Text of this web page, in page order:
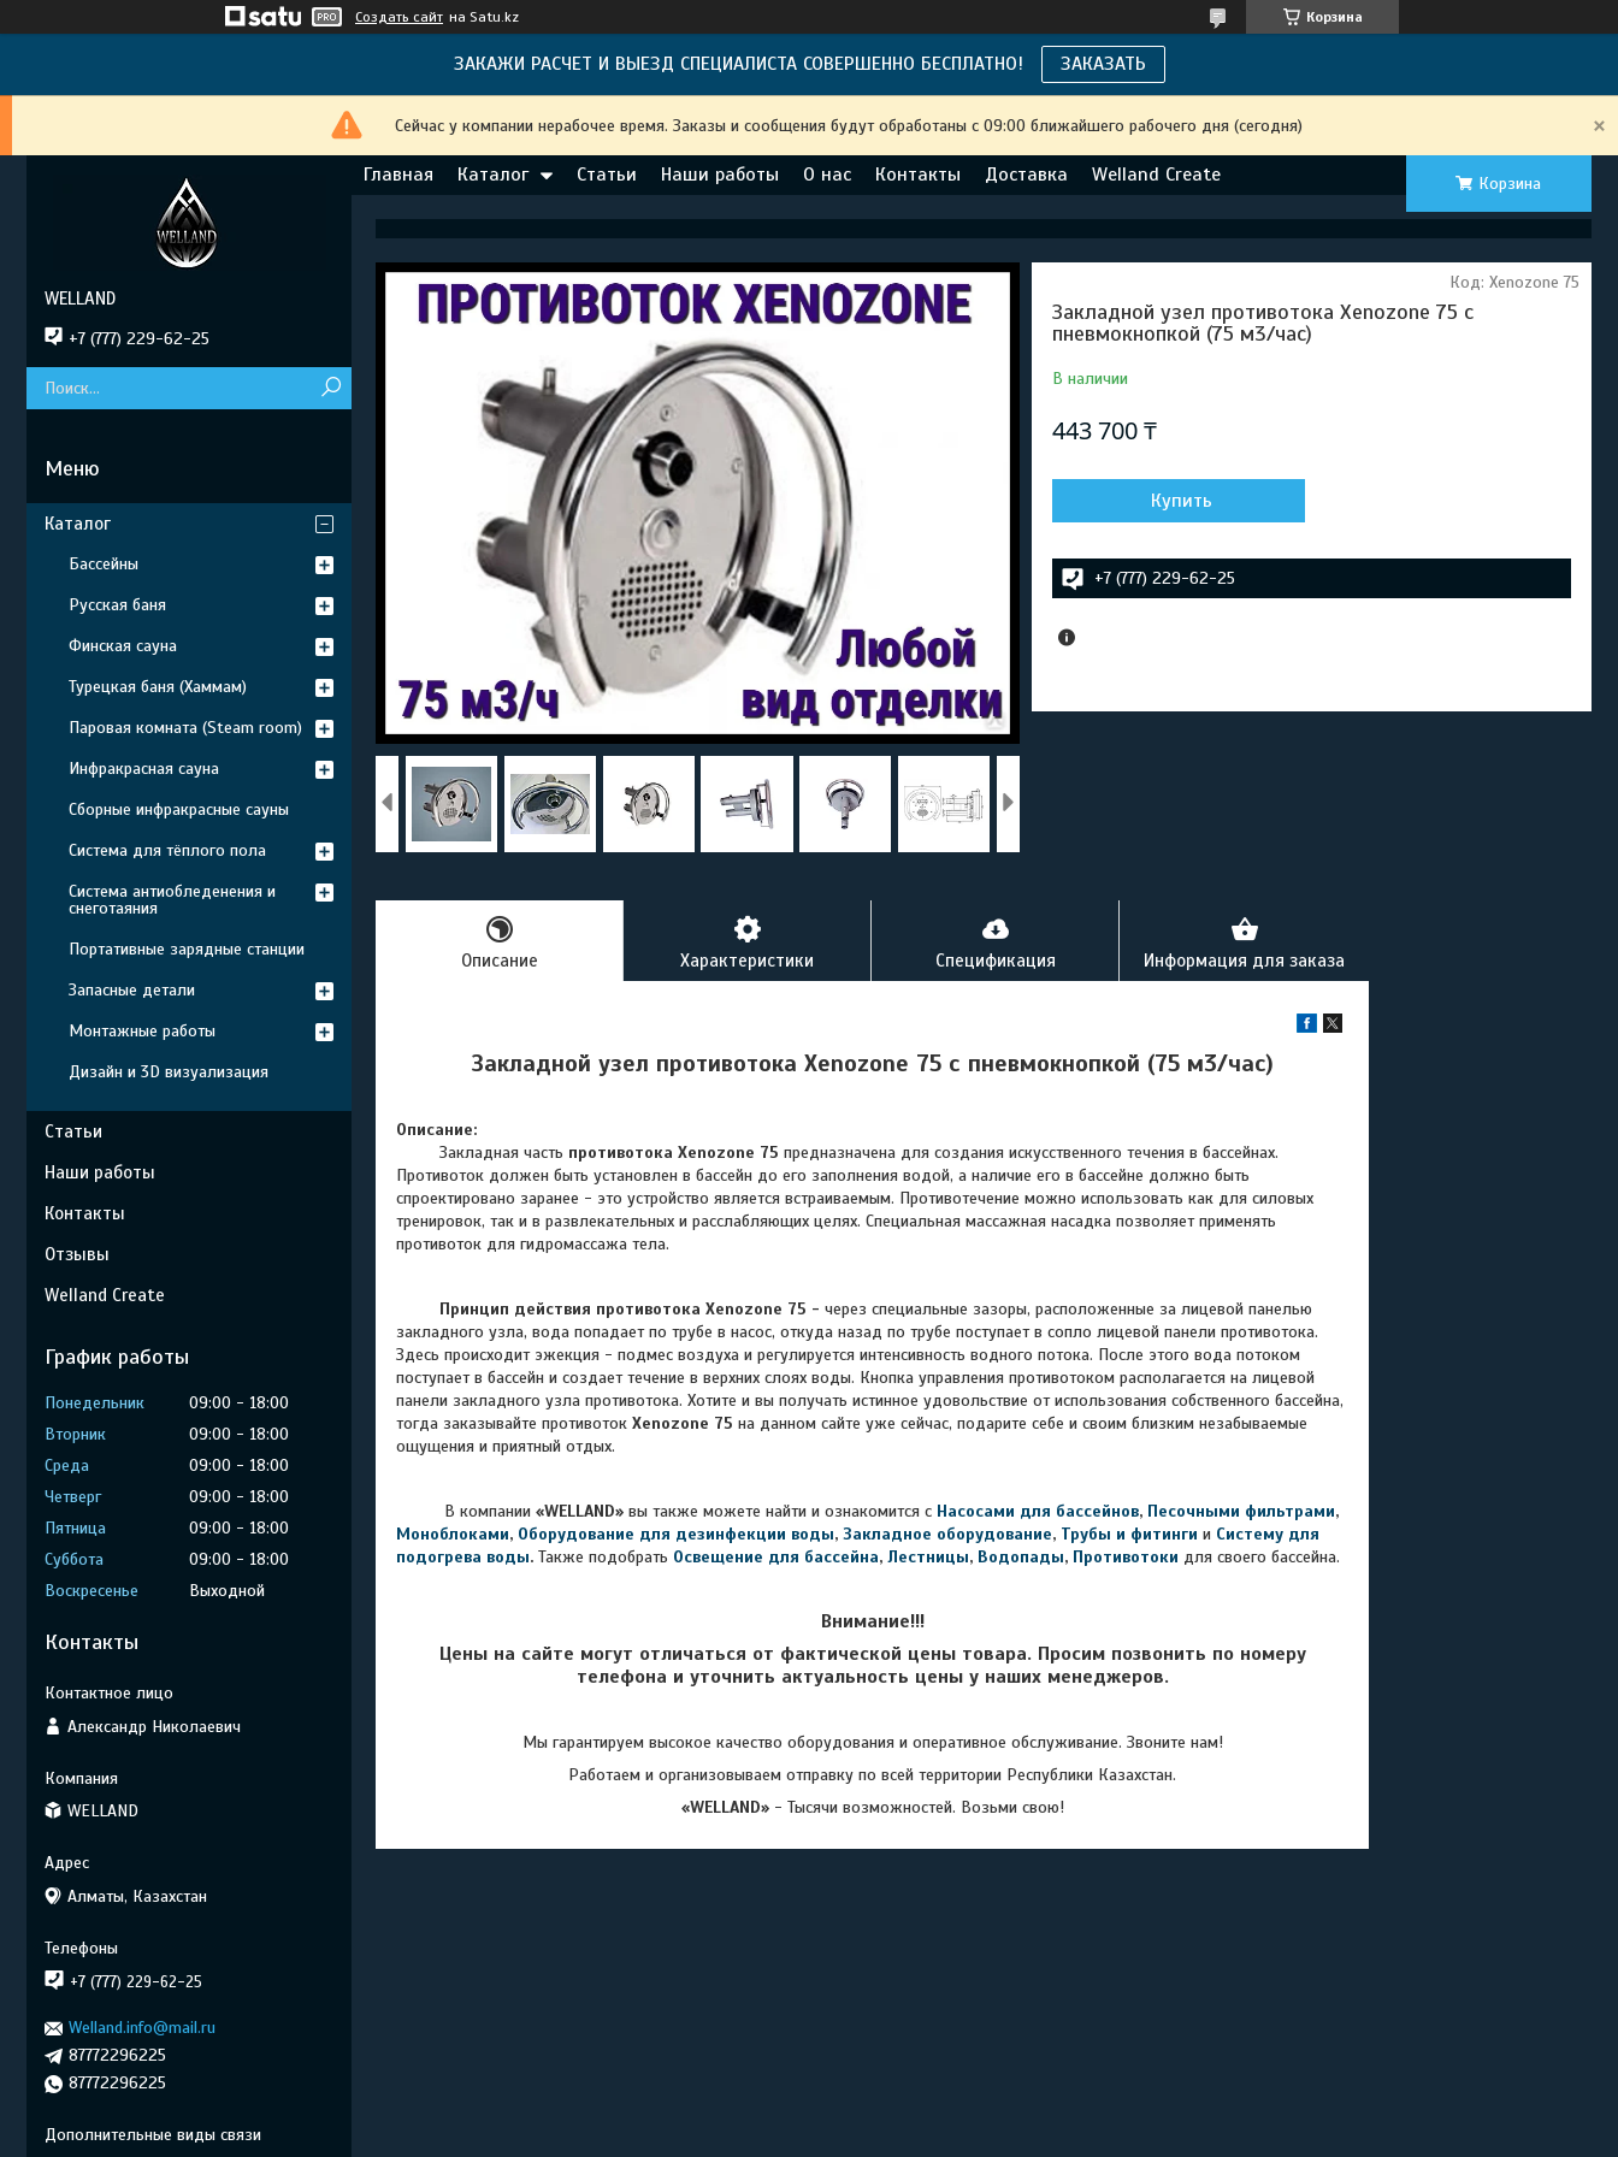
Создать сайт на Satu.kz Корзина
ЗАКАЖИ РАСЧЕТ И ВЫЕЗД СПЕЦИАЛИСТА СОВЕРШЕННО БЕСПЛАТНО! ЗАКАЗАТЬ
Сейчас у компании нерабочее время. Заказы и сообщения будут обработаны с 09:00 ближайшего рабочего дня (сегодня)
Главная Каталог Статьи Наши работы О нас Контакты Доставка Welland Create Корзина
Закладной узел противотока Xenozone 75 с
пневмокнопкой (75 м3/час)
В наличии
Код: Xenozone 75
443 700 ₸
Купить
+7 (777) 229-62-25
Описание Характеристики Спецификация Информация для заказа
Закладной узел противотока Xenozone 75 с пневмокнопкой (75 м3/час)
Описание:
Закладная часть противотока Xenozone 75 предназначена для создания искусственного течения в бассейнах.
Противоток должен быть установлен в бассейн до его заполнения водой, а наличие его в бассейне должно быть
спроектировано заранее - это устройство является встраиваемым. Противотечение можно использовать как для силовых
тренировок, так и в развлекательных и расслабляющих целях. Специальная массажная насадка позволяет применять
противоток для гидромассажа тела.
Принцип действия противотока Xenozone 75 - через специальные зазоры, расположенные за лицевой панелью
закладного узла, вода попадает по трубе в насос, откуда назад по трубе поступает в сопло лицевой панели противотока.
Здесь происходит эжекция - подмес воздуха и регулируется интенсивность водного потока. После этого вода потоком
поступает в бассейн и создает течение в верхних слоях воды. Кнопка управления противотоком располагается на лицевой
панели закладного узла противотока. Хотите и вы получать истинное удовольствие от использования собственного бассейна,
тогда заказывайте противоток Xenozone 75 на данном сайте уже сейчас, подарите себе и своим близким незабываемые
ощущения и приятный отдых.
В компании «WELLAND» вы также можете найти и ознакомится с Насосами для бассейнов, Песочными фильтрами,
Моноблоками, Оборудование для дезинфекции воды, Закладное оборудование, Трубы и фитинги и Систему для
подогрева воды. Также подобрать Освещение для бассейна, Лестницы, Водопады, Противотоки для своего бассейна.
Внимание!!!
Цены на сайте могут отличаться от фактической цены товара. Просим позвонить по номеру
телефона и уточнить актуальность цены у наших менеджеров.
Мы гарантируем высокое качество оборудования и оперативное обслуживание. Звоните нам!
Работаем и организовываем отправку по всей территории Республики Казахстан.
«WELLAND»- Тысячи возможностей. Возьми свою!
WELLAND
+7 (777) 229-62-25
Каталог
Бассейны
Русская баня
Финская сауна
Турецкая баня (Хаммам)
Паровая комната (Steam room)
Инфракрасная сауна
Сборные инфракрасные сауны
Система для тёплого пола
Система антиобледенения и
снеготаяния
Портативные зарядные станции
Запасные детали
Монтажные работы
Дизайн и 3D визуализация
Статьи
Наши работы
Контакты
Отзывы
Welland Create
График работы
Понедельник 09:00
18:00
Вторник
09:00
18:00
Среда
09:00
18:00
Четверг
09:00
18:00
Пятница
09:00
18:00
Суббота
09:00
18:00
Воскресенье
Выходной
Контакты
Александр Николаевич
WELLAND
Алматы, Казахстан
+7 (777) 229-62-25
Welland.info@mail.ru
87772296225
87772296225